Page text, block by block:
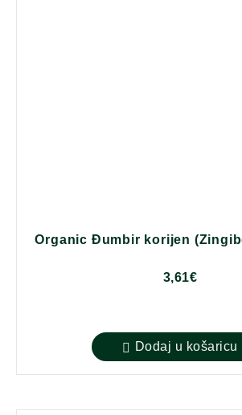
Organic Đumbir korijen
3,61€
Dodaj u košaricu